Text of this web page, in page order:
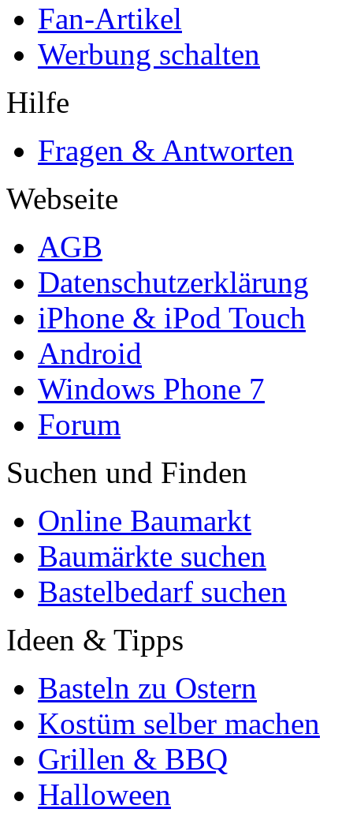
Fan-Artikel
Werbung schalten
Hilfe
Fragen & Antworten
Webseite
AGB
Datenschutzerklärung
iPhone & iPod Touch
Android
Windows Phone 7
Forum
Suchen und Finden
Online Baumarkt
Baumärkte suchen
Bastelbedarf suchen
Ideen & Tipps
Basteln zu Ostern
Kostüm selber machen
Grillen & BBQ
Halloween